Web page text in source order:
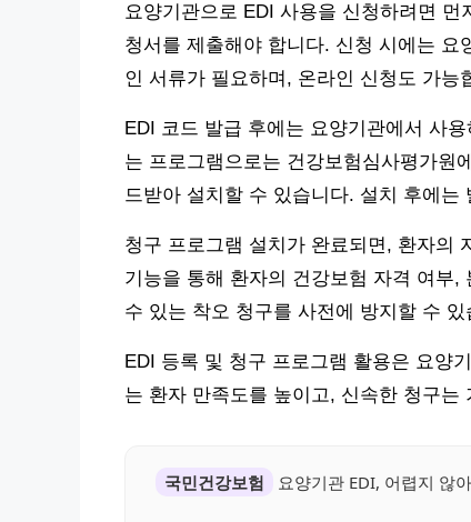
요양기관으로 EDI 사용을 신청하려면
청서를 제출해야 합니다. 신청 시에는
인 서류가 필요하며, 온라인 신청도 가능
EDI 코드 발급 후에는 요양기관에서 사
는 프로그램으로는 건강보험심사평가원
드받아 설치할 수 있습니다. 설치 후에
청구 프로그램 설치가 완료되면, 환자의
기능을 통해 환자의 건강보험 자격 여부
수 있는 착오 청구를 사전에 방지할 수 있
EDI 등록 및 청구 프로그램 활용은 요양
는 환자 만족도를 높이고, 신속한 청구
국민건강보험
요양기관 EDI, 어렵지 않